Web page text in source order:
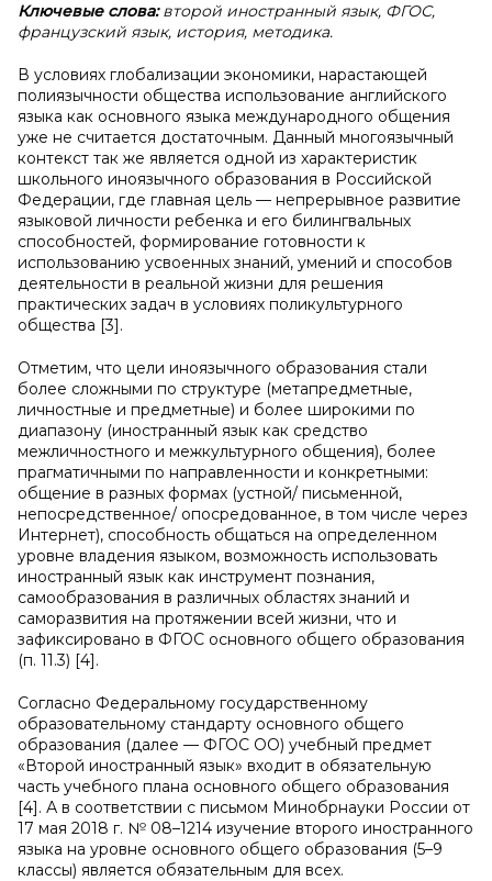
Ключевые слова:второй иностранный язык, ФГОС,
французский язык, история, методика.
В условиях глобализации экономики, нарастающей
полиязычности общества использование английского
языка как основного языка международного общения
уже не считается достаточным. Данный многоязычный
контекст так же является одной из характеристик
школьного иноязычного образования в Российской
Федерации, где главная цель — непрерывное развитие
языковой личности ребенка и его билингвальных
способностей, формирование готовности к
использованию усвоенных знаний, умений и способов
деятельности в реальной жизни для решения
практических задач в условиях поликультурного
общества [3].
Отметим, что цели иноязычного образования стали
более сложными по структуре (метапредметные,
личностные и предметные) и более широкими по
диапазону (иностранный язык как средство
межличностного и межкультурного общения), более
прагматичными по направленности и конкретными:
общение в разных формах (устной/ письменной,
непосредственное/ опосредованное, в том числе через
Интернет), способность общаться на определенном
уровне владения языком, возможность использовать
иностранный язык как инструмент познания,
самообразования в различных областях знаний и
саморазвития на протяжении всей жизни, что и
зафиксировано в ФГОС основного общего образования
(п. 11.3) [4].
Согласно Федеральному государственному
образовательному стандарту основного общего
образования (далее — ФГОС ОО) учебный предмет
«Второй иностранный язык» входит в обязательную
часть учебного плана основного общего образования
[4]. А в соответствии с письмом Минобрнауки России от
17 мая 2018 г. № 08–1214 изучение второго иностранного
языка на уровне основного общего образования (5–9
классы) является обязательным для всех.